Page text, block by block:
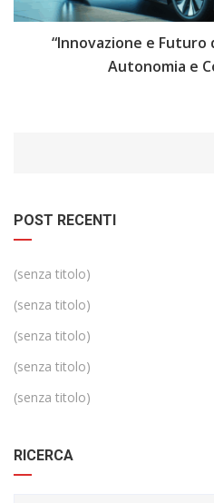
“Innovazione e
Autonomia e
POST RECENTI
(senza titolo)
(senza titolo)
(senza titolo)
(senza titolo)
(senza titolo)
RICERCA